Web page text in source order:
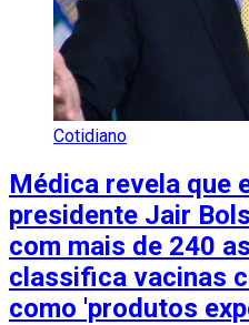
Cotidiano
Médica revela que
presidente Jair
com mais de 240
classifica vacinas
como 'produtos